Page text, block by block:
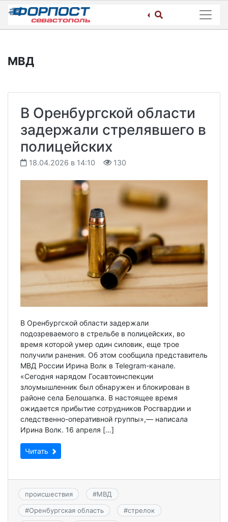
Skip
content
МВД
В Оренбургской области
задержали стрелявшего в
полицейских
18.04.2026 в 14:10 130
В Оренбургской области задержали
подозреваемого в стрельбе в полицейских, во
время которой умер один силовик, еще трое
получили ранения. Об этом сообщила представитель
МВД России Ирина Волк в Telegram-канале.
«Сегодня нарядом Госавтоинспекции
злоумышленник был обнаружен и блокирован в
районе села Белошапка. В настоящее время
ожидается прибытие сотрудников Росгвардии и
следственно-оперативной группы»,— написала
Ирина Волк. 16 апреля […]
Читать
происшествия #МВД
#Оренбургская область #стрелок